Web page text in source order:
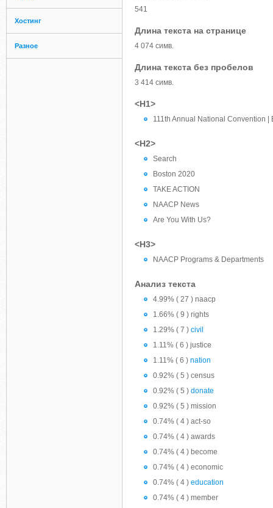
Хостинг
Разное
541
Длина текста на странице
4 074 симв.
Длина текста без пробелов
3 414 симв.
<H1>
111th Annual National Convention |
<H2>
Search
Boston 2020
TAKE ACTION
NAACP News
Are You With Us?
<H3>
NAACP Programs & Departments
Анализ текста
4.99% ( 27 ) naacp
1.66% ( 9 ) rights
1.29% ( 7 ) civil
1.11% ( 6 ) justice
1.11% ( 6 ) nation
0.92% ( 5 ) census
0.92% ( 5 ) donate
0.92% ( 5 ) mission
0.74% ( 4 ) act-so
0.74% ( 4 ) awards
0.74% ( 4 ) become
0.74% ( 4 ) economic
0.74% ( 4 ) education
0.74% ( 4 ) member